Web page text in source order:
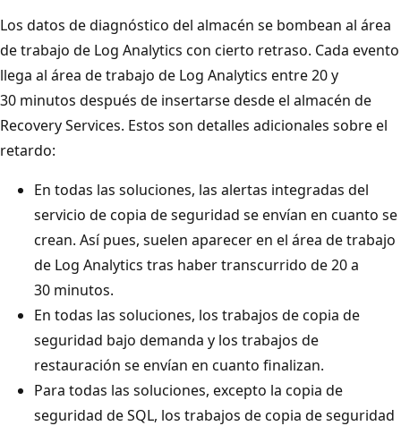
Los datos de diagnóstico del almacén se bombean al área
de trabajo de Log Analytics con cierto retraso. Cada evento
llega al área de trabajo de Log Analytics entre 20 y
30 minutos después de insertarse desde el almacén de
Recovery Services. Estos son detalles adicionales sobre el
retardo:
En todas las soluciones, las alertas integradas del
servicio de copia de seguridad se envían en cuanto se
crean. Así pues, suelen aparecer en el área de trabajo
de Log Analytics tras haber transcurrido de 20 a
30 minutos.
En todas las soluciones, los trabajos de copia de
seguridad bajo demanda y los trabajos de
restauración se envían en cuanto finalizan.
Para todas las soluciones, excepto la copia de
seguridad de SQL, los trabajos de copia de seguridad